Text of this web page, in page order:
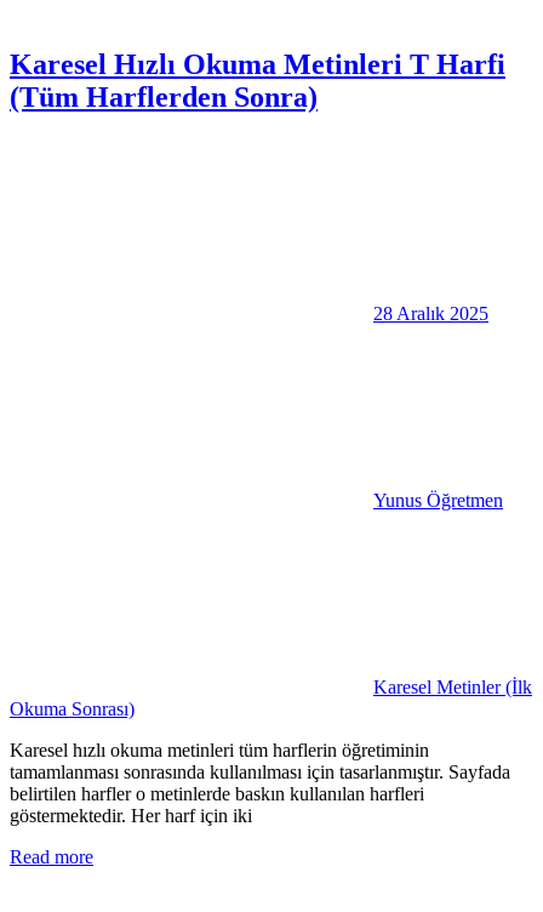
Karesel Hızlı Okuma Metinleri T Harfi
(Tüm Harflerden Sonra)
28 Aralık 2025
Yunus Öğretmen
Karesel Metinler (İlk
Okuma Sonrası)
Karesel hızlı okuma metinleri tüm harflerin öğretiminin
tamamlanması sonrasında kullanılması için tasarlanmıştır. Sayfada
belirtilen harfler o metinlerde baskın kullanılan harfleri
göstermektedir. Her harf için iki
Read more